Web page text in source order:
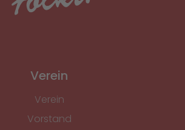
Verein
Verein
Vorstand